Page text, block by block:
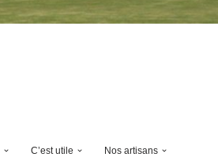
C’est utile Nos artisans